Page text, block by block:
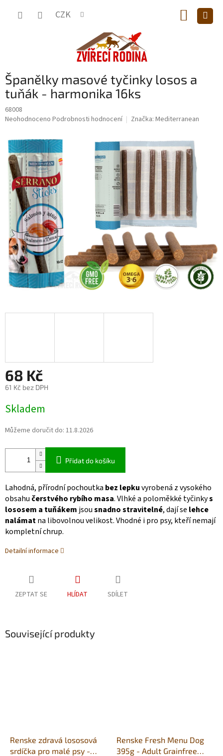
CZK
KOŠÍK
Španělky masové tyčinky losos a
tuňák - harmonika 16ks
68008
Průměrné
produktu
je
0,0
hvězdiček.
Neohodnoceno Podrobnosti hodnocení Značka: Mediterranean
68 Kč
61 Kč bez DPH
cena:
Skladem
Můžeme doručit do: 11.8.2026
Přidat do košíku
Lahodná, přírodní pochoutka bez lepkuvyrobená z vysokého
obsahu čerstvého rybího masa. Vlhké a poloměkké tyčinkys
lososem a tuňákemjsousnadno stravitelné, dají se lehce
nalámatna libovolnou velikost. Vhodné i pro psy, kteří nemají
kompletní chrup.
Detailní informace
ZEPTAT SE HLÍDAT SDÍLET
Související produkty
Renske zdravá lososová
srdíčka pro malé psy -
Renske Fresh Menu Dog
395g - Adult Grainfree